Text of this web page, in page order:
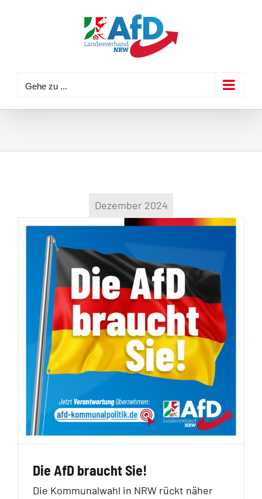
Gehe zu ...
Dezember 2024
Die AfD braucht Sie!
Die Kommunalwahl in NRW rückt näher